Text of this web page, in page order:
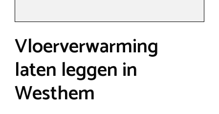
Vloerverwarming
laten leggen in
Westhem